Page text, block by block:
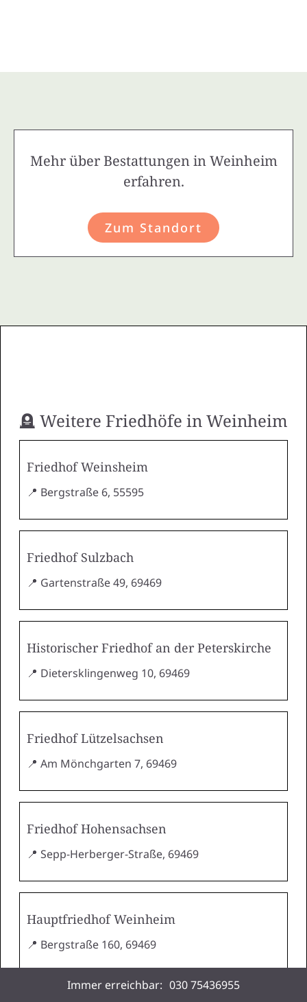
Mehr über Bestattungen in Weinheim
erfahren.
Zum Standort
🪦 Weitere Friedhöfe in Weinheim
Friedhof Weinsheim
📍 Bergstraße 6, 55595
Friedhof Sulzbach
📍 Gartenstraße 49, 69469
Historischer Friedhof an der Peterskirche
📍 Dietersklingenweg 10, 69469
Friedhof Lützelsachsen
📍 Am Mönchgarten 7, 69469
Friedhof Hohensachsen
📍 Sepp-Herberger-Straße, 69469
Hauptfriedhof Weinheim
📍 Bergstraße 160, 69469
Immer erreichbar: 030 75436955